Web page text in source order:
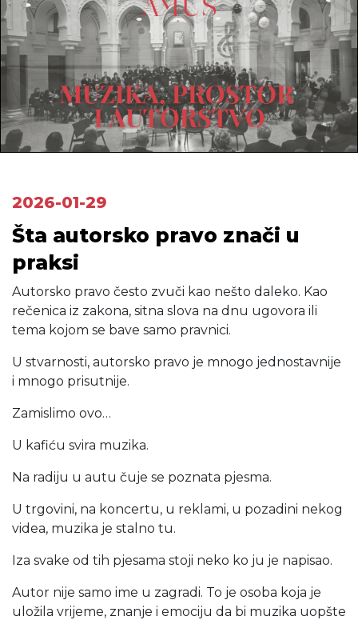
2026-01-29
Šta autorsko pravo znači u
praksi
Autorsko pravo često zvuči kao nešto daleko. Kao
rečenica iz zakona, sitna slova na dnu ugovora ili
tema kojom se bave samo pravnici.
U stvarnosti, autorsko pravo je mnogo jednostavnije
i mnogo prisutnije.
Zamislimo ovo…
U kafiću svira muzika.
Na radiju u autu čuje se poznata pjesma.
U trgovini, na koncertu, u reklami, u pozadini nekog
videa, muzika je stalno tu.
Iza svake od tih pjesama stoji neko ko ju je napisao.
Autor nije samo ime u zagradi. To je osoba koja je
uložila vrijeme, znanje i emociju da bi muzika uopšte